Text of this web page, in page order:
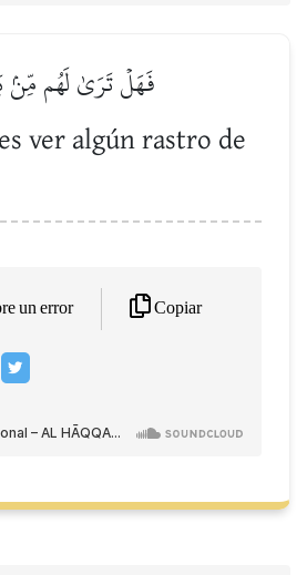
فَهَلۡ تَرَىٰ لَهُم مِّنۢ
ver algún rastro de
un error Copiar